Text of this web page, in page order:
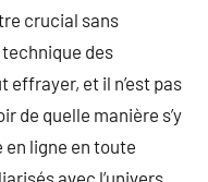
crucial sans
des
effrayer, et il n’est pas
de quelle manière s’y
en ligne en toute
avec l’univers